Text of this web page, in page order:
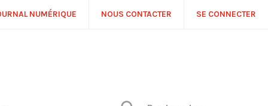
NUMÉRIQUE NOUS CONTACTER SE CONNECTER